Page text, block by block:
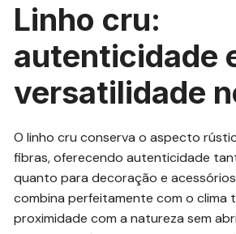
Linho cru:
autenticidade
versatilidade
O linho cru conserva o aspecto
fibras, oferecendo autenticidade
quanto para decoração e
combina perfeitamente com o clima
proximidade com a natureza sem